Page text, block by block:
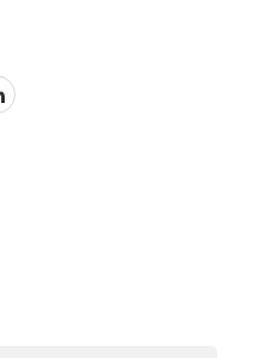
Linkedin